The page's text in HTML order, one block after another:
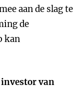
aan de slag te
de
kan
van